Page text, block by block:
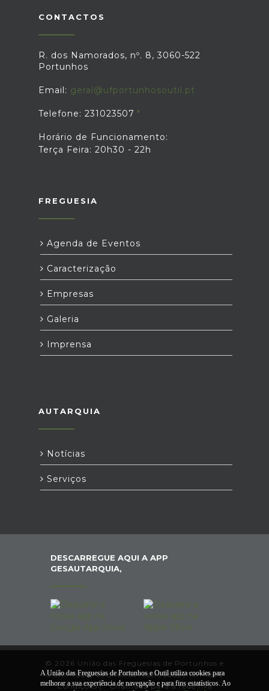
CONTACTOS
R. dos Namorados, nº. 8, 3060-522
Portunhos
Email: geral@ufportunhosoutil.pt
Telefone: 231023507
Horário de Funcionamento:
Terça Feira: 20h30 - 22h
FREGUESIA
Agenda de Eventos
Caracterização
Empresas
Galeria
Imprensa
AUTARQUIA
Notícias
Serviços
DESCARREGUE AQUI A APP
GESAUTARQUIA,
© 2026 União das Freguesias de Portunhos e
Outil. Todos os direitos reservados |Termos e
Condições|*Chamada para a rede fixa
A União das Freguesias de Portunhos e Outil utiliza cookies para
melhorar a sua experiência de navegação e para fins estatísticos. Ao